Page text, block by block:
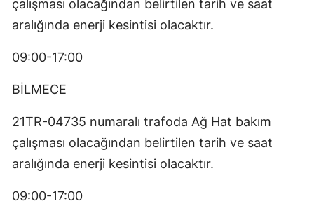
çalışması olacağından belirtilen tarih ve saat
aralığında enerji kesintisi olacaktır.
09:00-17:00
BİLMECE
21TR-04735 numaralı trafoda Ağ Hat bakım
çalışması olacağından belirtilen tarih ve saat
aralığında enerji kesintisi olacaktır.
09:00-17:00